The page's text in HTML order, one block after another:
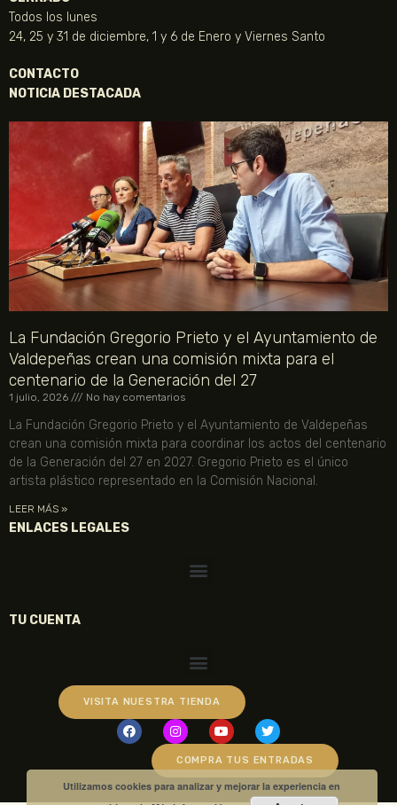
Todos los lunes
24, 25 y 31 de diciembre, 1 y 6 de Enero y Viernes Santo
CONTACTO
NOTICIA DESTACADA
La Fundación Gregorio Prieto y el Ayuntamiento de
Valdepeñas crean una comisión mixta para el
centenario de la Generación del 27
1 julio, 2026 No hay comentarios
La Fundación Gregorio Prieto y el Ayuntamiento de Valdepeñas
crean una comisión mixta para coordinar los actos del centenario
de la Generación del 27 en 2027. Gregorio Prieto es el único
artista plástico representado en la Comisión Nacional.
LEER MÁS »
ENLACES LEGALES
TU CUENTA
VISITA NUESTRA TIENDA
COMPRA TUS ENTRADAS
Utilizamos cookies para analizar y mejorar la experiencia en